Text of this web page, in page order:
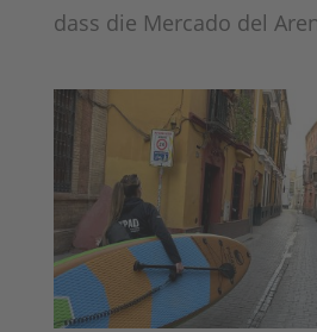
dass die Mercado del